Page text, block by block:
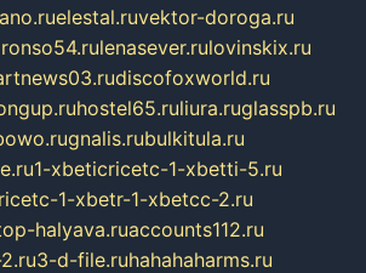
elestal.ruvektor-doroga.ru
lenasever.rulovinskix.ru
discofoxworld.ru
hostel65.ruliura.ruglasspb.ru
gnalis.rubulkitula.ru
1-xbeticricetc-1-xbetti-5.ru
1-xbetr-1-xbetcc-2.ru
halyava.ruaccounts112.ru
3-d-file.ruhahahaharms.ru